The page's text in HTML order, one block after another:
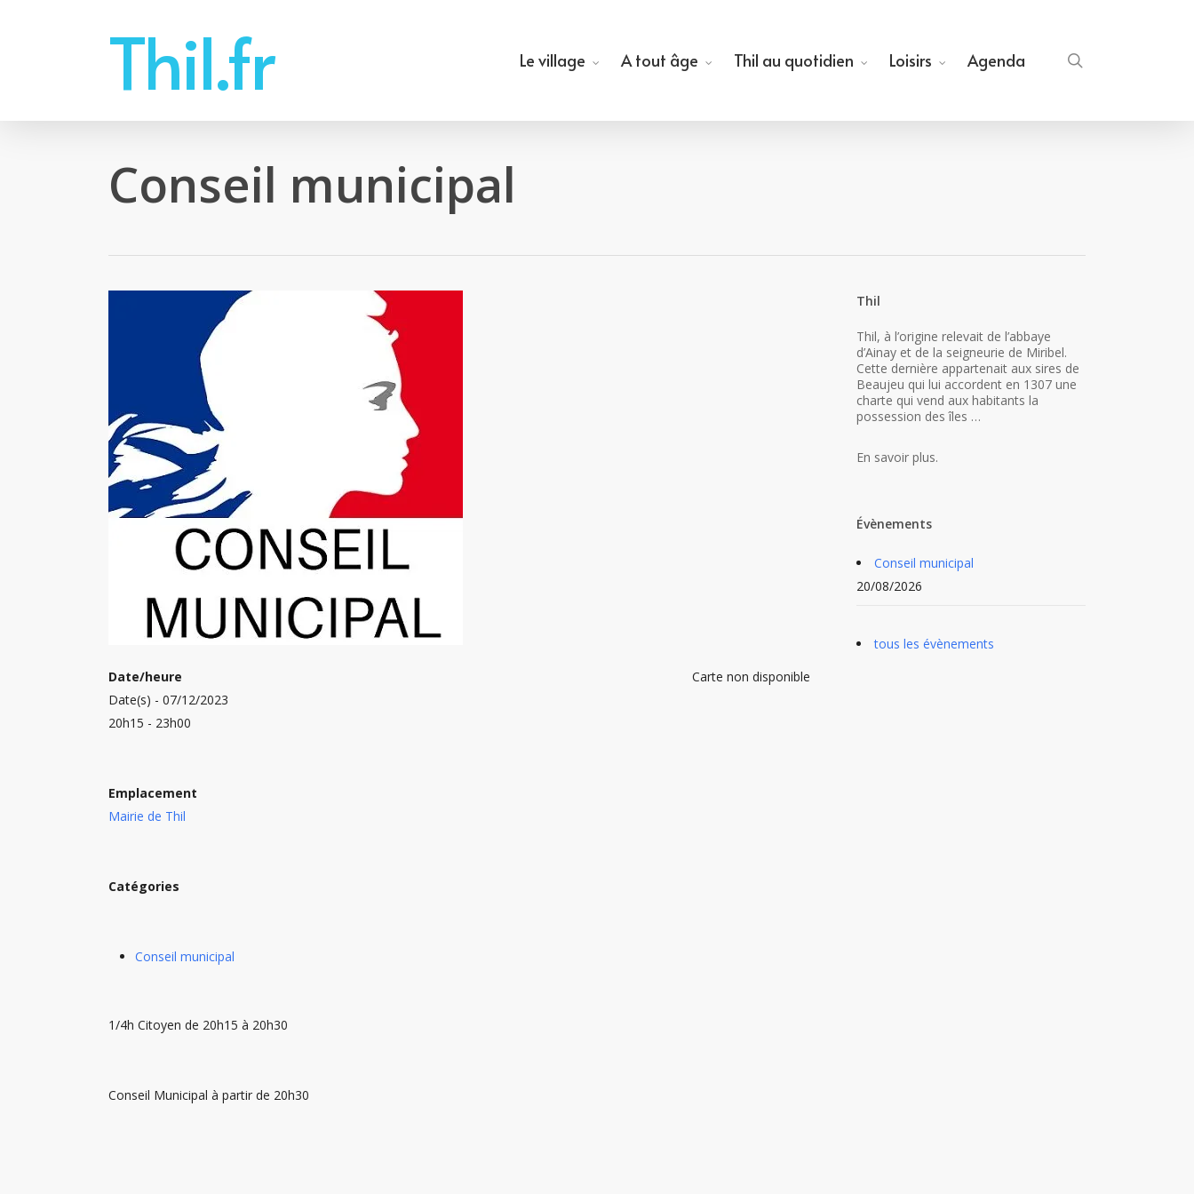
Thil.fr Le village A tout âge Thil au quotidien Loisirs Agenda
Conseil municipal
Carte non disponible
Date/heure
Date(s) - 07/12/2023
20h15 - 23h00
Emplacement
Mairie de Thil
Catégories
Conseil municipal
1/4h Citoyen de 20h15 à 20h30
Conseil Municipal à partir de 20h30
Thil
Thil, à l’origine relevait de l’abbaye
d’Ainay et de la seigneurie de Miribel.
Cette dernière appartenait aux sires de
Beaujeu qui lui accordent en 1307 une
charte qui vend aux habitants la
possession des îles …
En savoir plus.
Évènements
Conseil municipal
20/08/2026
tous les évènements